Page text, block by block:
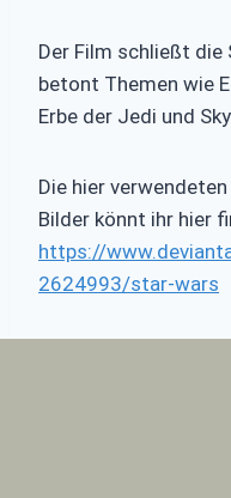
Der Film schließt die
betont Themen wie
Erbe der Jedi und
Die hier
Bilder könnt ihr hier
https://
2624993/star-wars